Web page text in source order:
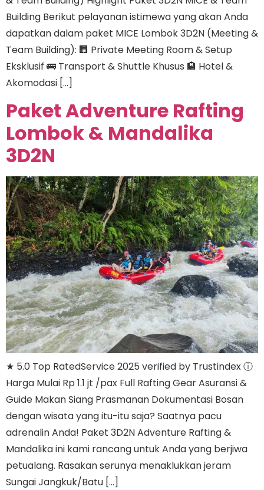
Building Berikut pelayanan istimewa yang akan Anda
dapatkan dalam paket MICE Lombok 3D2N (Meeting &
Team Building): 🏢 Private Meeting Room & Setup
Eksklusif 🚌 Transport & Shuttle Khusus 🏨 Hotel &
Akomodasi […]
Paket Adventure Rafting
Lombok & Mandalika
3D2N
★ 5.0 Top RatedService 2025 verified by Trustindex ⓘ
Harga Mulai Rp 1.1 jt /pax Full Rafting Gear Asuransi &
Guide Makan Siang Prasmanan Dokumentasi Bosan
dengan wisata yang itu-itu saja? Saatnya pacu
adrenalin Anda! Paket 3D2N Adventure Rafting &
Mandalika ini kami rancang untuk Anda yang berjiwa
petualang. Rasakan serunya menaklukkan jeram
Sungai Jangkuk/Batu […]